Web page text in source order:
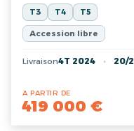
T3 T4 T5
Accession libre
Livraison4T 2024 20/
A PARTIR DE
419 000 €